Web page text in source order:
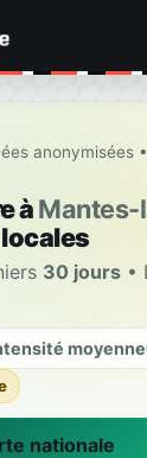
anonymisées
àMantes-
30 jours •
moyenne
nationale